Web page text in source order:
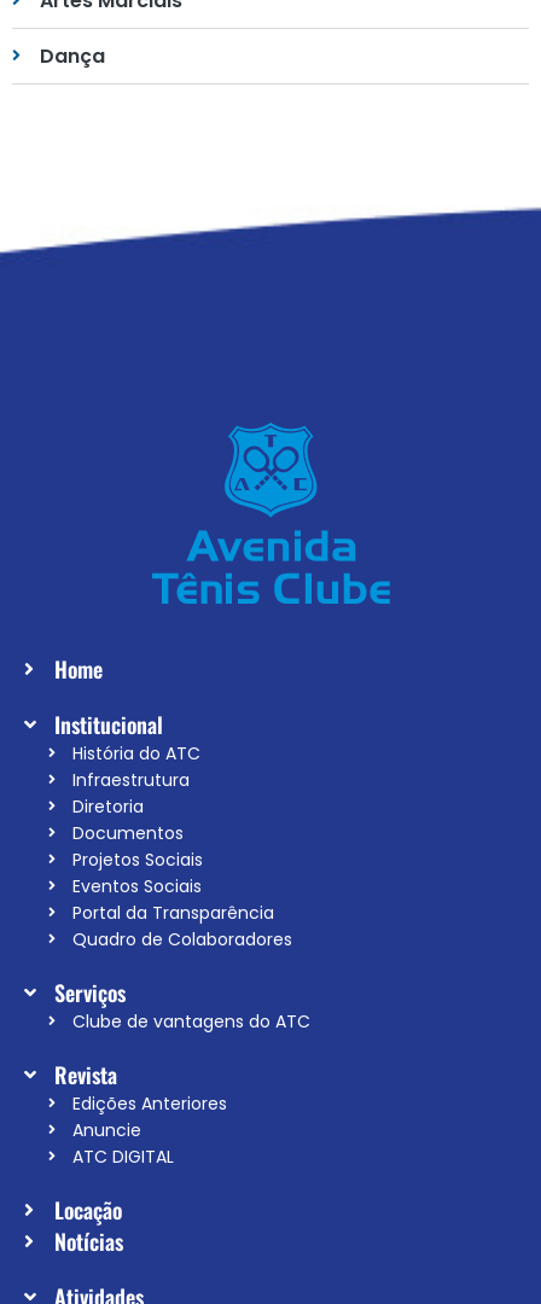
Dança
Home
Institucional
História do ATC
Infraestrutura
Diretoria
Documentos
Projetos Sociais
Eventos Sociais
Portal da Transparência
Quadro de Colaboradores
Serviços
Clube de vantagens do ATC
Revista
Edições Anteriores
Anuncie
ATC DIGITAL
Locação
Notícias
Atividades